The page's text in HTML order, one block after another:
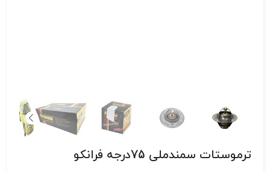
ترموستات سمندملی 75درجه فرانکو